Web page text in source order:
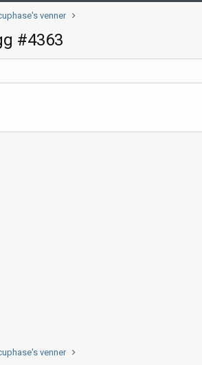
venner
#4363
venner